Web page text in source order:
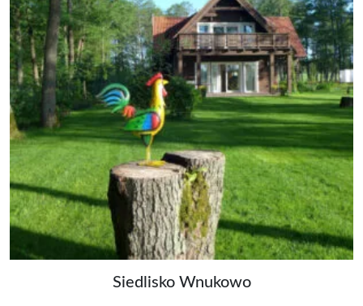
Siedlisko Wnukowo